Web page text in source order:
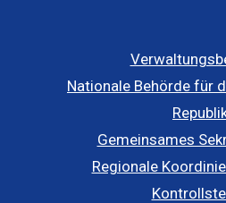
Nationale Behörde für
Gemeinsames
Regionale